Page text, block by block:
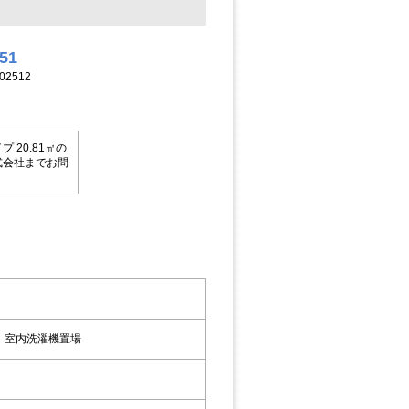
20.81㎡の
社までお問
室内洗濯機置場